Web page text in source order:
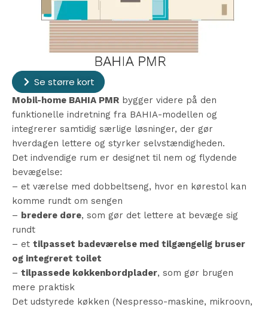
Se større kort
Mobil-home BAHIA PMR bygger videre på den
funktionelle indretning fra BAHIA-modellen og
integrerer samtidig særlige løsninger, der gør
hverdagen lettere og styrker selvstændigheden.
Det indvendige rum er designet til nem og flydende
bevægelse:
– et værelse med dobbeltseng, hvor en kørestol kan
komme rundt om sengen
– bredere døre, som gør det lettere at bevæge sig
rundt
– et tilpasset badeværelse med tilgængelig bruser
og integreret toilet
– tilpassede køkkenbordplader, som gør brugen
mere praktisk
Det udstyrede køkken (Nespresso-maskine, mikroovn,